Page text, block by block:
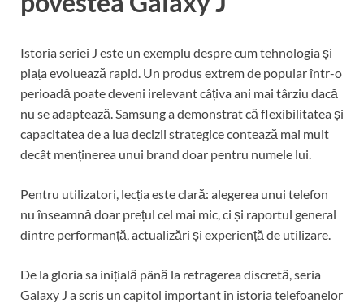
Istoria seriei J este un exemplu despre cum tehnologia și
piața evoluează rapid. Un produs extrem de popular într-o
perioadă poate deveni irelevant câțiva ani mai târziu dacă
nu se adaptează. Samsung a demonstrat că flexibilitatea și
capacitatea de a lua decizii strategice contează mai mult
decât menținerea unui brand doar pentru numele lui.
Pentru utilizatori, lecția este clară: alegerea unui telefon
nu înseamnă doar prețul cel mai mic, ci și raportul general
dintre performanță, actualizări și experiență de utilizare.
De la gloria sa inițială până la retragerea discretă, seria
Galaxy J a scris un capitol important în istoria telefoanelor